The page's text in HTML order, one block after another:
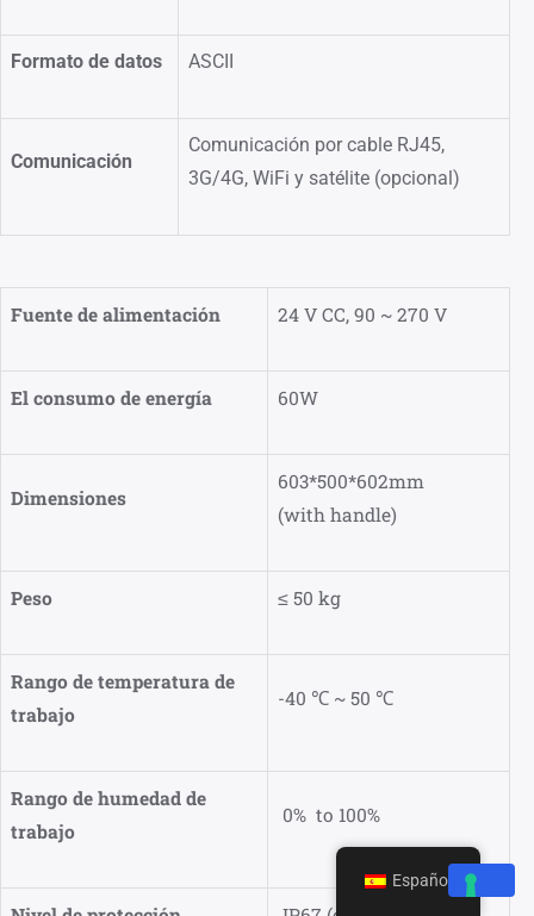
Formato de datos ASCII
Comunicación
Comunicación por cable RJ45,
3G/4G, WiFi y satélite (opcional)
Fuente de alimentación 24 V CC, 90 ~ 270 V
El consumo de energía 60W
Dimensiones
603*500*602mm
(with handle)
Peso ≤ 50 kg
Rango de temperatura de
trabajo
-40 ℃ ~ 50 ℃
Rango de humedad de
trabajo
0% to 100%
Español